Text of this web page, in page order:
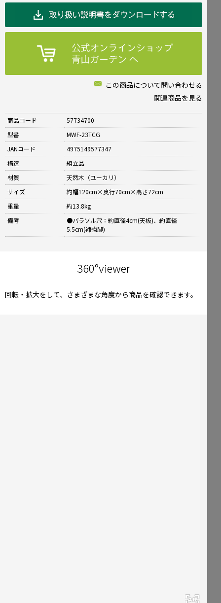
この商品について問い合わせる
関連商品を見る
商品コード
57734700
型番
MWF-23TCG
JANコード
4975149577347
構造
組立品
材質
天然木（ユーカリ）
サイズ
約幅120cm×奥行70cm×高さ72cm
重量
約13.8kg
備考
●パラソル穴：約直径4cm(天板)、約直径
5.5cm(補強脚)
360°viewer
回転・拡大をして、さまざまな角度から商品を確認できます。